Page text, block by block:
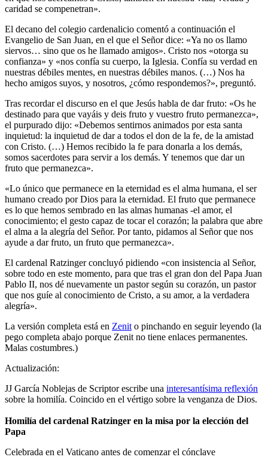
caridad se compenetran».
El decano del colegio cardenalicio comentó a continuación el
Evangelio de San Juan, en el que el Señor dice: «Ya no os llamo
siervos… sino que os he llamado amigos». Cristo nos «otorga su
confianza» y «nos confía su cuerpo, la Iglesia. Confía su verdad en
nuestras débiles mentes, en nuestras débiles manos. (…) Nos ha
hecho amigos suyos, y nosotros, ¿cómo respondemos?», preguntó.
Tras recordar el discurso en el que Jesús habla de dar fruto: «Os he
destinado para que vayáis y deis fruto y vuestro fruto permanezca»,
el purpurado dijo: «Debemos sentirnos animados por esta santa
inquietud: la inquietud de dar a todos el don de la fe, de la amistad
con Cristo. (…) Hemos recibido la fe para donarla a los demás,
somos sacerdotes para servir a los demás. Y tenemos que dar un
fruto que permanezca».
«Lo único que permanece en la eternidad es el alma humana, el ser
humano creado por Dios para la eternidad. El fruto que permanece
es lo que hemos sembrado en las almas humanas -el amor, el
conocimiento; el gesto capaz de tocar el corazón; la palabra que abre
el alma a la alegría del Señor. Por tanto, pidamos al Señor que nos
ayude a dar fruto, un fruto que permanezca».
El cardenal Ratzinger concluyó pidiendo «con insistencia al Señor,
sobre todo en este momento, para que tras el gran don del Papa Juan
Pablo II, nos dé nuevamente un pastor según su corazón, un pastor
que nos guíe al conocimiento de Cristo, a su amor, a la verdadera
alegría».
La versión completa está en Zenit o pinchando en seguir leyendo (la
pego completa abajo porque Zenit no tiene enlaces permanentes.
Malas costumbres.)
Actualización:
JJ García Noblejas de Scriptor escribe una interesantísima reflexión
sobre la homilía. Coincido en el vértigo sobre la venganza de Dios.
Homilía del cardenal Ratzinger en la misa por la elección del
Papa
Celebrada en el Vaticano antes de comenzar el cónclave